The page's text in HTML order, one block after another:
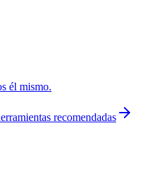
él mismo.
recomendadas